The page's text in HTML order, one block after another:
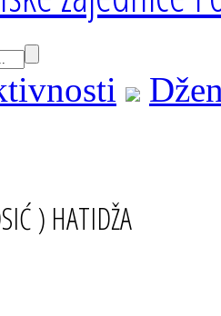
) HATIDŽA